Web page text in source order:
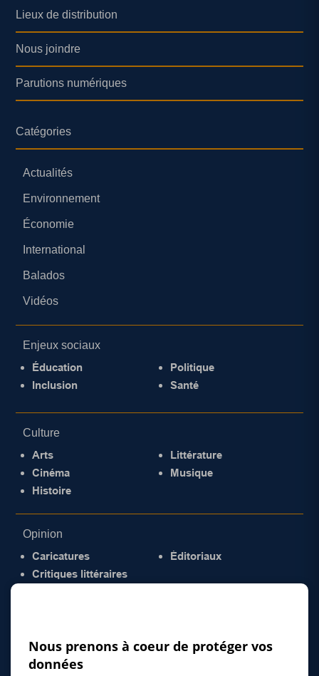
Lieux de distribution
Nous joindre
Parutions numériques
Catégories
Actualités
Environnement
Économie
International
Balados
Vidéos
Enjeux sociaux
Éducation
Inclusion
Politique
Santé
Culture
Arts
Cinéma
Histoire
Littérature
Musique
Opinion
Caricatures
Critiques littéraires
Éditoriaux
Nous prenons à coeur de protéger vos
données